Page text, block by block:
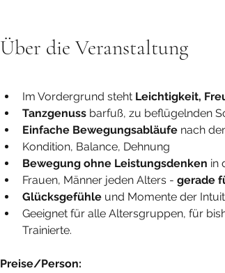
Über die Veranstaltung
Im Vordergrund steht Leichtigkeit,
Tanzgenuss barfuß, zu beflügelnden
Einfache Bewegungsabläufe nach
Kondition, Balance, Dehnung
Bewegung ohne Leistungsdenken in
Frauen, Männer jeden Alters - gerade
Glücksgefühle und Momente der
Geeignet für alle Altersgruppen, für
Trainierte.
Preise/Person: